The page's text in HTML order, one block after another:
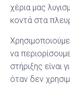
χέρια μας
κοντά στα
να
στήριξης είναι
όταν δεν